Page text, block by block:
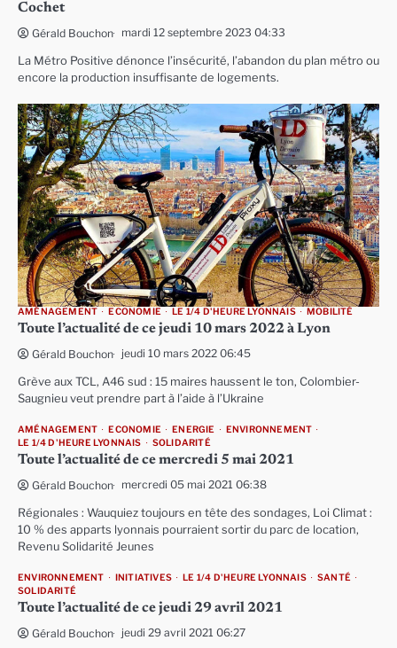
Cochet
Gérald Bouchon mardi 12 septembre 2023 04:33
La Métro Positive dénonce l’insécurité, l’abandon du plan métro ou
encore la production insuffisante de logements.
AMÉNAGEMENT ECONOMIE LE 1/4 D'HEURE LYONNAIS MOBILITÉ
Toute l’actualité de ce jeudi 10 mars 2022 à Lyon
Gérald Bouchon jeudi 10 mars 2022 06:45
Grève aux TCL, A46 sud : 15 maires haussent le ton, Colombier-
Saugnieu veut prendre part à l’aide à l’Ukraine
AMÉNAGEMENT ECONOMIE ENERGIE
ENVIRONNEMENT
LE 1/4 D'HEURE LYONNAIS
SOLIDARITÉ
Toute l’actualité de ce mercredi 5 mai 2021
Gérald Bouchon mercredi 05 mai 2021 06:38
Régionales : Wauquiez toujours en tête des sondages, Loi Climat :
10 % des apparts lyonnais pourraient sortir du parc de location,
Revenu Solidarité Jeunes
ENVIRONNEMENT INITIATIVES LE 1/4 D'HEURE LYONNAIS
SANTÉ
SOLIDARITÉ
Toute l’actualité de ce jeudi 29 avril 2021
Gérald Bouchon jeudi 29 avril 2021 06:27